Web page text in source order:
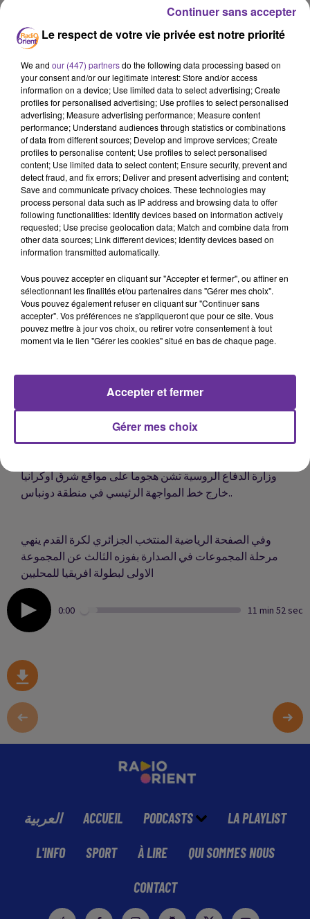
22 janvier 2023 - 11 min 52 sec
LE JOURNAL EN LANGUE ARABE DE MIDI 30 DU
22/01/23
LB
JOURNAL EN LANGUE ARABE
وزارة الخارجية الفلسطينية تطالب المجتمع الدولي والإدارة
الأميركية بترجمة المواقف والمطالبات إلى أفعال...
أشخاص بينهم طفل، ، فيما تستمر عمليات البحث عن عالقين
تحت الأنقاض...
مركب الشراكة الجزائرية القطرية للحديد والصلب بولاية جيجا
المتظاهرون الإيرانيون ما يزالون في الشوارع بعد أربعة أشهر
من انطلاق حركة الاحتجاج...
وزارة الدفاع الروسية تشن هجوما على مواقع شرق أوكرانيا
خارج خط المواجهة الرئيسي في منطقة دونباس..
وفي الصفحة الرياضية المنتخب الجزائري لكرة القدم ينهي
مرحلة المجموعات في الصدارة بفوزه الثالث عن المجموعة
الاولى لبطولة افريقيا للمحليين
0:00 11 min 52 sec
العربية ACCUEIL PODCASTS LA PLAYLIST
L'INFO SPORT À LIRE QUI SOMMES NOUS
CONTACT
Le respect de votre vie privée est notre priorité
We and our (447) partnersdo the following data processing based on
your consent and/or our legitimate interest: Store and/or access
information on a device; Use limited data to select advertising; Create
profiles for personalised advertising; Use profiles to select personalised
advertising; Measure advertising performance; Measure content
performance; Understand audiences through statistics or combinations
of data from different sources; Develop and improve services; Create
profiles to personalise content; Use profiles to select personalised
content; Use limited data to select content; Ensure security, prevent and
detect fraud, and fix errors; Deliver and present advertising and content;
Save and communicate privacy choices. These technologies may
process personal data such as IP address and browsing data to offer
following functionalities: Identify devices based on information actively
requested; Use precise geolocation data; Match and combine data from
other data sources; Link different devices; Identify devices based on
information transmitted automatically.
Vous pouvez accepter en cliquant sur "Accepter et fermer", ou affiner en
sélectionnant les finalités et/ou partenaires dans "Gérer mes choix".
Vous pouvez également refuser en cliquant sur "Continuer sans
accepter". Vos préférences ne s'appliqueront que pour ce site. Vous
pouvez mettre à jour vos choix, ou retirer votre consentement à tout
moment via le lien "Gérer les cookies" situé en bas de chaque page.
Gérer mes choix
Accepter et fermer
Continuer sans accepter